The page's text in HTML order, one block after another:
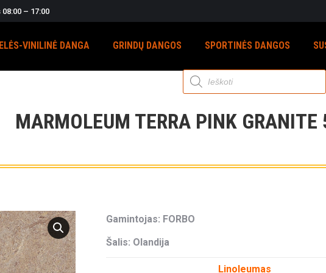
– 17:00
VINILINĖ DANGA GRINDŲ DANGOS SPORTINĖS DANGOS
Products
search
MARMOLEUM TERRA PINK GRANITE
Gamintojas: FORBO
Šalis: Olandija
Linoleumas